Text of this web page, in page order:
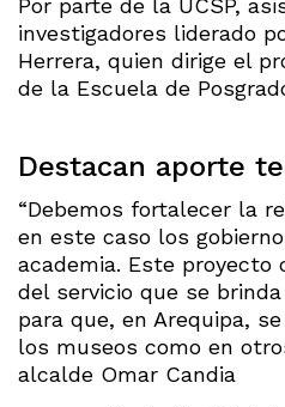
Por parte de la UCSP,
investigadores liderado
Herrera, quien dirige el
de la Escuela de
Destacan aporte
“Debemos fortalecer la
en este caso los
academia. Este proyecto
del servicio que se
para que, en Arequipa,
los museos como en
alcalde Omar Candia